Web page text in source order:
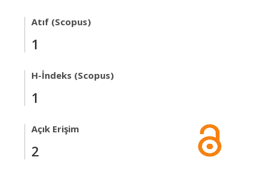
Atıf (Scopus)
1
H-İndeks (Scopus)
1
Açık Erişim
2